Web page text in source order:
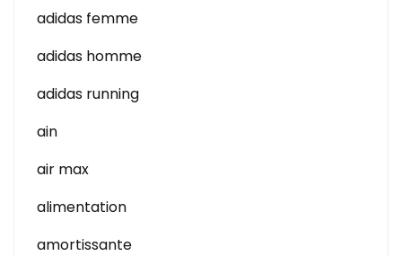
adidas femme
adidas homme
adidas running
ain
air max
alimentation
amortissante